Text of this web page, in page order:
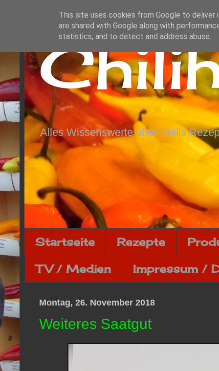
Alles Wissenswerte über Chilis
Startseite Rezepte
TV / Medien Impressum /
Montag, 26. November 2018
Weiteres Saatgut
This site uses cookies from Google to deliver
are shared with Google along with
statistics, and to detect and address abuse.